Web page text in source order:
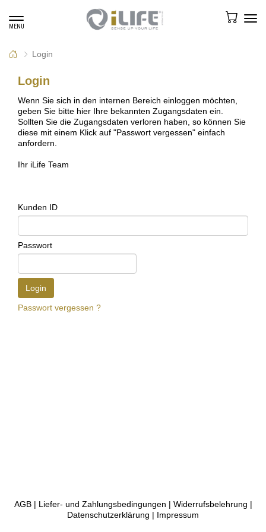
Login
Login
Wenn Sie sich in den internen Bereich einloggen möchten,
geben Sie bitte hier Ihre bekannten Zugangsdaten ein.
Sollten Sie die Zugangsdaten verloren haben, so können Sie
diese mit einem Klick auf "Passwort vergessen" einfach
anfordern.
Ihr iLife Team
Kunden ID
Passwort
Passwort vergessen ?
Toggle
navigation
MENU
AGB| Liefer- und Zahlungsbedingungen | Widerrufsbelehrung |
Datenschutzerklärung | Impressum